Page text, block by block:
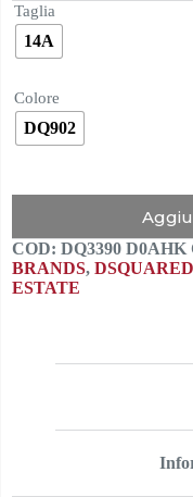
200,00€.
100,00€.
Taglia
14A
Colore
DQ902
COD: DQ3390 D0AHK
BRANDS,
ESTATE